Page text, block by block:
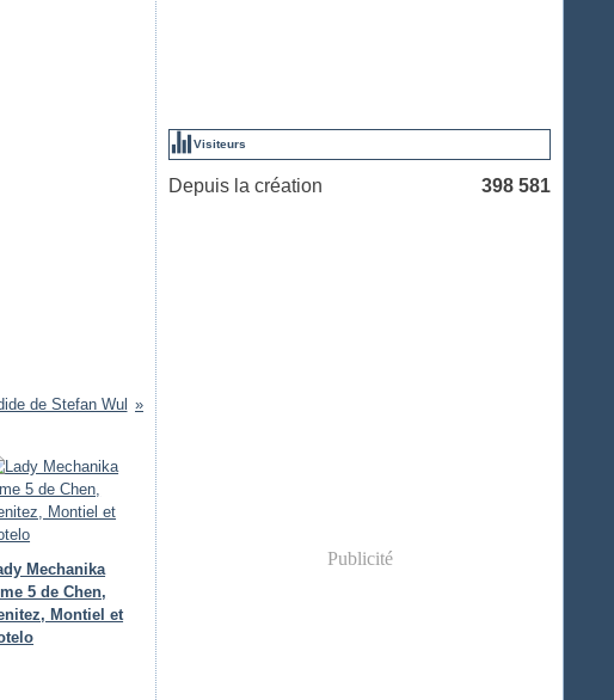
de Stefan Wul
Mechanika
5 de Chen,
Montiel et
Visiteurs
Depuis la création 398 581
Publicité